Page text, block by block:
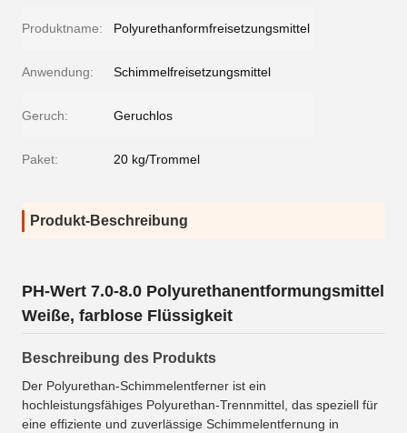
Produktname: Polyurethanformfreisetzungsmittel
Anwendung: Schimmelfreisetzungsmittel
Geruch: Geruchlos
Paket: 20 kg/Trommel
Produkt-Beschreibung
PH-Wert 7.0-8.0 Polyurethanentformungsmittel
Weiße, farblose Flüssigkeit
Beschreibung des Produkts
Der Polyurethan-Schimmelentferner ist ein
hochleistungsfähiges Polyurethan-Trennmittel, das speziell für
eine effiziente und zuverlässige Schimmelentfernung in